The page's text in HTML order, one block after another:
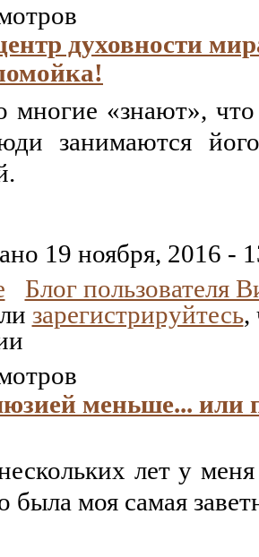
духовности
многие «знают»,
занимаются
19 ноября, 2016 -
Блог пользователя
зарегистрируйтесь,
меньше... или
лет у
моя самая